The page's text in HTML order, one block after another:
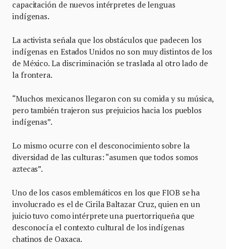
capacitación de nuevos intérpretes de lenguas
indígenas.
La activista señala que los obstáculos que padecen los
indígenas en Estados Unidos no son muy distintos de los
de México. La discriminación se traslada al otro lado de
la frontera.
“Muchos mexicanos llegaron con su comida y su música,
pero también trajeron sus prejuicios hacia los pueblos
indígenas”.
Lo mismo ocurre con el desconocimiento sobre la
diversidad de las culturas: “asumen que todos somos
aztecas”.
Uno de los casos emblemáticos en los que FIOB se ha
involucrado es el de Cirila Baltazar Cruz, quien en un
juicio tuvo como intérprete una puertorriqueña que
desconocía el contexto cultural de los indígenas
chatinos de Oaxaca.